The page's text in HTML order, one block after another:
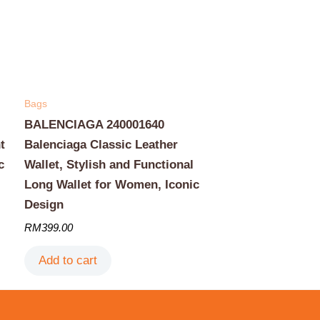
Bags
BALENCIAGA 240001640
Balenciaga Classic Leather
Wallet, Stylish and Functional
Long Wallet for Women, Iconic
Design
RM399.00
Add to cart